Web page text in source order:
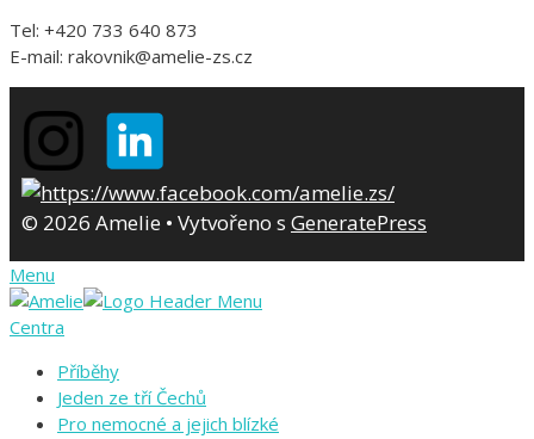
Tel: +420 733 640 873
E-mail: rakovnik@amelie-zs.cz
© 2026 Amelie • Vytvořeno s GeneratePress
Menu
Centra
Příběhy
Jeden ze tří Čechů
Pro nemocné a jejich blízké